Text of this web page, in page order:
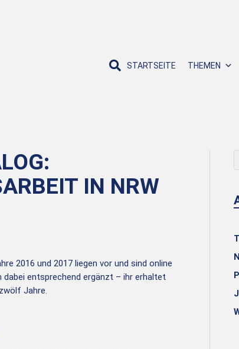
STARTSEITE THEMEN
IN NRW
2016 und 2017 liegen vor und sind online
dabei entsprechend ergänzt – ihr erhaltet
Jahre.